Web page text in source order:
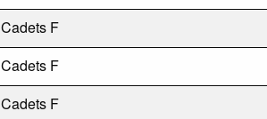
Cadets F
Cadets F
Cadets F